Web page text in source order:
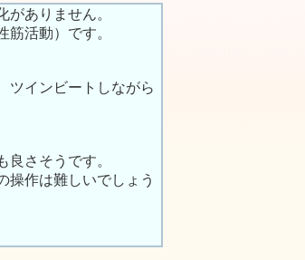
ありません。
活動）です。
ツインビートしながら
さそうです。
操作は難しいでしょう